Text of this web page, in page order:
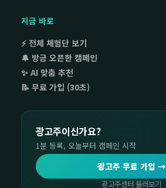
지금 바로
⚡ 전체 체험단 보기
🔔 방금 오픈한 캠페인
✨ AI 맞춤 추천
📝 무료 가입 (30초)
광고주이신가요?
1분 등록, 오늘부터 캠페인 시작
광고주 무료 가입 →
광고주센터 둘러보기